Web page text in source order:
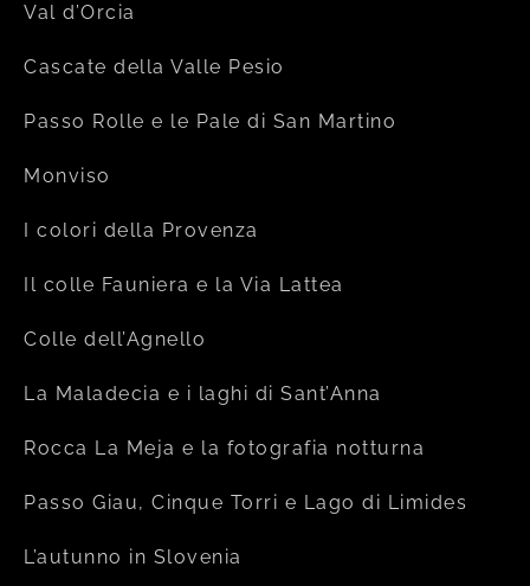
Val d’Orcia
Cascate della Valle Pesio
Passo Rolle e le Pale di San Martino
Monviso
I colori della Provenza
Il colle Fauniera e la Via Lattea
Colle dell’Agnello
La Maladecia e i laghi di Sant’Anna
Rocca La Meja e la fotografia notturna
Passo Giau, Cinque Torri e Lago di Limides
L’autunno in Slovenia